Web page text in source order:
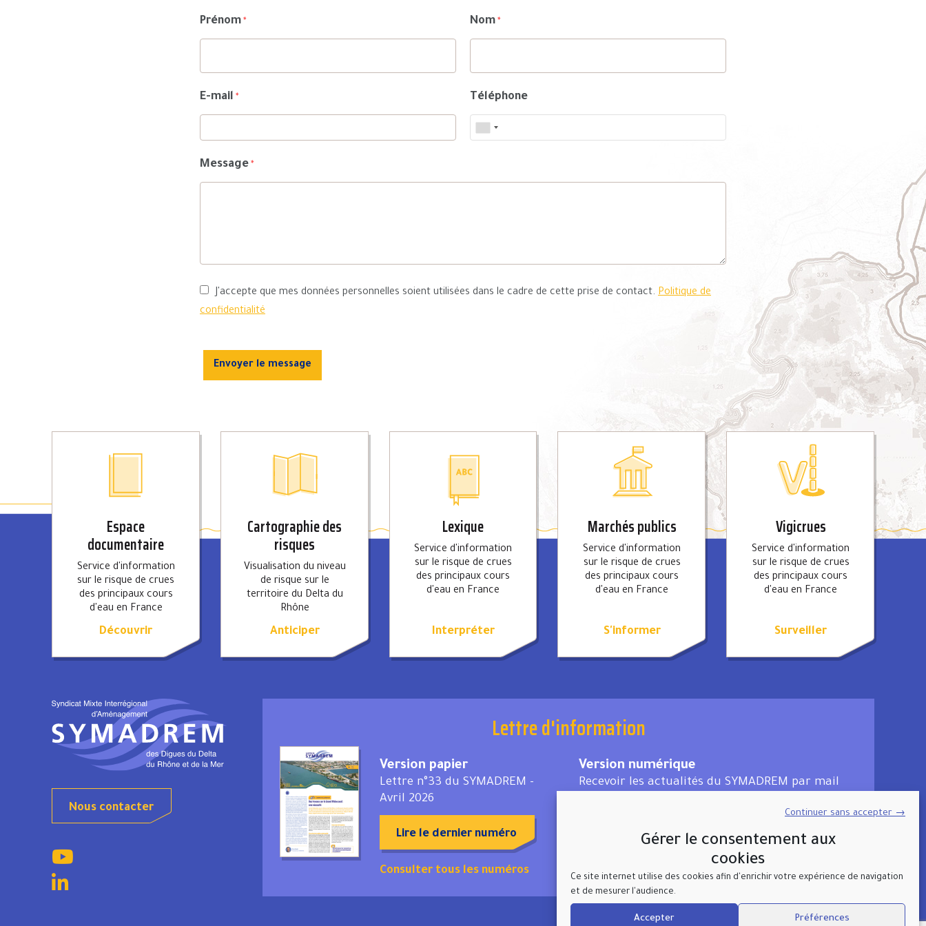
Gérer le consentement aux
cookies
Ce site internet utilise des cookies afin d'enrichir votre expérience de navigation
et de mesurer l'audience.
Accepter
Continuer sans accepter →
Préférences
Prénom * Nom *
E-mail * Téléphone
Message *
J'accepte que mes données personnelles soient utilisées dans le cadre de cette prise de contact. Politique de
confidentialité
Envoyer le message
Espace
documentaire
Service d'information
sur le risque de crues
des principaux cours
d'eau en France
Découvrir
Cartographie des
risques
Visualisation du niveau
de risque sur le
territoire du Delta du
Rhône
Anticiper
Lexique
Service d'information
sur le risque de crues
des principaux cours
d'eau en France
Interpréter
Marchés publics
Service d'information
sur le risque de crues
des principaux cours
d'eau en France
S'informer
Vigicrues
Service d'information
sur le risque de crues
des principaux cours
d'eau en France
Surveiller
Lettre d'information
Version papier
Lettre n°33 du SYMADREM -
Avril 2026
Lire le dernier numéro
Consulter tous les numéros
Version numérique
Recevoir les actualités du SYMADREM par mail
Nous contacter